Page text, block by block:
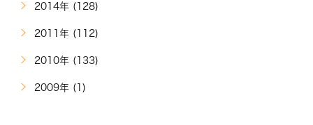
2014年 (128)
2011年 (112)
2010年 (133)
2009年 (1)